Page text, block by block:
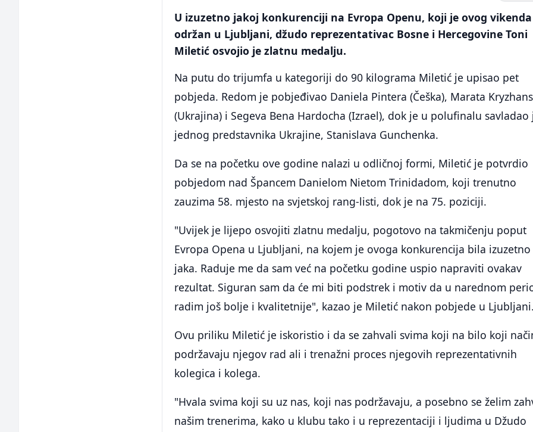
U izuzetno jakoj konkurenciji na Evropa Openu, koji je ovog vikenda
održan u Ljubljani, džudo reprezentativac Bosne i Hercegovine Toni
Miletić osvojio je zlatnu medalju.
Na putu do trijumfa u kategoriji do 90 kilograma Miletić je upisao pet
pobjeda. Redom je pobjeđivao Daniela Pintera (Češka), Marata
(Ukrajina) i Segeva Bena Hardocha (Izrael), dok je u polufinalu savladao
jednog predstavnika Ukrajine, Stanislava Gunchenka.
Da se na početku ove godine nalazi u odličnoj formi, Miletić je potvrdio
pobjedom nad Špancem Danielom Nietom Trinidadom, koji trenutno
zauzima 58. mjesto na svjetskoj rang-listi, dok je na 75. poziciji.
"Uvijek je lijepo osvojiti zlatnu medalju, pogotovo na takmičenju poput
Evropa Opena u Ljubljani, na kojem je ovoga konkurencija bila izuzetno
jaka. Raduje me da sam već na početku godine uspio napraviti ovakav
rezultat. Siguran sam da će mi biti podstrek i motiv da u narednom
radim još bolje i kvalitetnije", kazao je Miletić nakon pobjede u Ljubljani.
Ovu priliku Miletić je iskoristio i da se zahvali svima koji na bilo koji
podržavaju njegov rad ali i trenažni proces njegovih reprezentativnih
kolegica i kolega.
"Hvala svima koji su uz nas, koji nas podržavaju, a posebno se želim
našim trenerima, kako u klubu tako i u reprezentaciji i ljudima u Džudo